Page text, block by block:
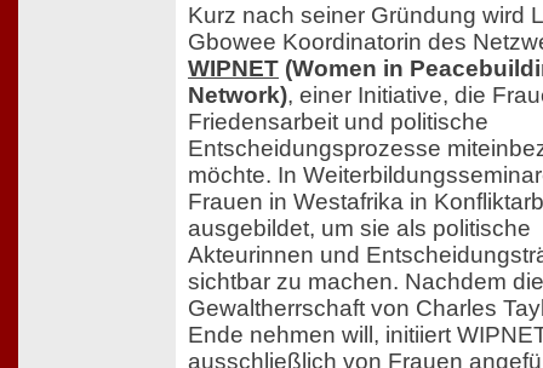
Kurz nach seiner Gründung wird
Gbowee Koordinatorin des
WIPNET (Women in
Network), einer Initiative, die
Friedensarbeit und politische
Entscheidungsprozesse
möchte. In
Frauen in Westafrika in
ausgebildet, um sie als politische
Akteurinnen und
sichtbar zu machen. Nachdem die
Gewaltherrschaft von Charles
Ende nehmen will, initiiert
ausschließlich von Frauen